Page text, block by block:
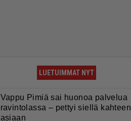
LUETUIMMAT NYT
Vappu Pimiä sai huonoa palvelua
ravintolassa – pettyi siellä kahteen
asiaan